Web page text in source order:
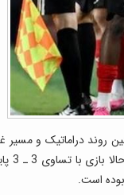
چنین روند دراماتیک و مسیر
داشته باشد.
بوده است.